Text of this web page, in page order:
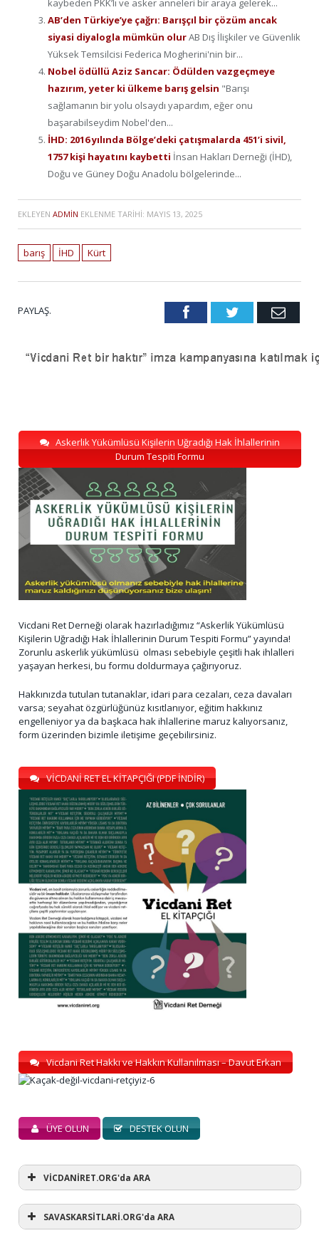
AB’den Türkiye’ye çağrı: Barışçıl bir çözüm ancak
siyasi diyalogla mümkün olurAB Dış İlişkiler ve Güvenlik
Yüksek Temsilcisi Federica Mogherini'nin bir...
Nobel ödüllü Aziz Sancar: Ödülden vazgeçmeye
hazırım, yeter ki ülkeme barış gelsin "Barışı
sağlamanın bir yolu olsaydı yapardım, eğer onu
başarabilseydim Nobel'den...
İHD: 2016 yılında Bölge’deki çatışmalarda 451’i sivil,
1757 kişi hayatını kaybetti İnsan Hakları Derneği (İHD),
Doğu ve Güney Doğu Anadolu bölgelerinde...
EKLEYEN ADMIN EKLENME TARIHI: MAYIS 13, 2025
barış İHD Kürt
PAYLAŞ. FacebookTwitter Email
Askerlik Yükümlüsü Kişilerin Uğradığı Hak İhlallerinin
Durum Tespiti Formu
Vicdani Ret Derneği olarak hazırladığımız “Askerlik Yükümlüsü
Kişilerin Uğradığı Hak İhlallerinin Durum Tespiti Formu” yayında!
Zorunlu askerlik yükümlüsü olması sebebiyle çeşitli hak ihlalleri
yaşayan herkesi, bu formu doldurmaya çağırıyoruz.
Hakkınızda tutulan tutanaklar, idari para cezaları, ceza davaları
varsa; seyahat özgürlüğünüz kısıtlanıyor, eğitim hakkınız
engelleniyor ya da başkaca hak ihlallerine maruz kalıyorsanız,
form üzerinden bizimle iletişime geçebilirsiniz.
VİCDANİ RET EL KİTAPÇIĞI (PDF İNDİR)
Vicdani Ret Hakkı ve Hakkın Kullanılması – Davut Erkan
ÜYE OLUN DESTEK OLUN
VİCDANİRET.ORG'da ARA
SAVASKARSİTLARİ.ORG'da ARA